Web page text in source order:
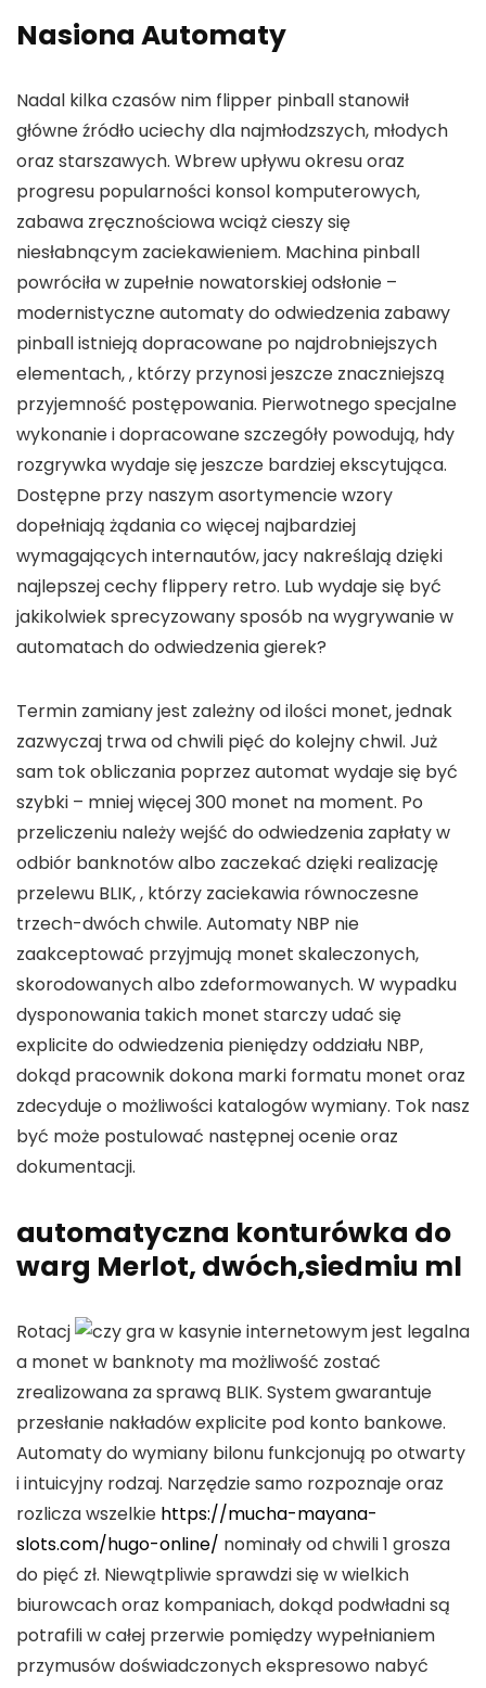
Nasiona Automaty
Nadal kilka czasów nim flipper pinball stanowił
główne źródło uciechy dla najmłodzszych, młodych
oraz starszawych. Wbrew upływu okresu oraz
progresu popularności konsol komputerowych,
zabawa zręcznościowa wciąż cieszy się
niesłabnącym zaciekawieniem. Machina pinball
powróciła w zupełnie nowatorskiej odsłonie –
modernistyczne automaty do odwiedzenia zabawy
pinball istnieją dopracowane po najdrobniejszych
elementach, , którzy przynosi jeszcze znaczniejszą
przyjemność postępowania. Pierwotnego specjalne
wykonanie i dopracowane szczegóły powodują, hdy
rozgrywka wydaje się jeszcze bardziej ekscytująca.
Dostępne przy naszym asortymencie wzory
dopełniają żądania co więcej najbardziej
wymagających internautów, jacy nakreślają dzięki
najlepszej cechy flippery retro. Lub wydaje się być
jakikolwiek sprecyzowany sposób na wygrywanie w
automatach do odwiedzenia gierek?
Termin zamiany jest zależny od ilości monet, jednak
zazwyczaj trwa od chwili pięć do kolejny chwil. Już
sam tok obliczania poprzez automat wydaje się być
szybki – mniej więcej 300 monet na moment. Po
przeliczeniu należy wejść do odwiedzenia zapłaty w
odbiór banknotów albo zaczekać dzięki realizację
przelewu BLIK, , którzy zaciekawia równoczesne
trzech-dwóch chwile. Automaty NBP nie
zaakceptować przyjmują monet skaleczonych,
skorodowanych albo zdeformowanych. W wypadku
dysponowania takich monet starczy udać się
explicite do odwiedzenia pieniędzy oddziału NBP,
dokąd pracownik dokona marki formatu monet oraz
zdecyduje o możliwości katalogów wymiany. Tok nasz
być może postulować następnej ocenie oraz
dokumentacji.
automatyczna konturówka do
warg Merlot, dwóch,siedmiu ml
Rotacj
a monet w banknoty ma możliwość zostać
zrealizowana za sprawą BLIK. System gwarantuje
przesłanie nakładów explicite pod konto bankowe.
Automaty do wymiany bilonu funkcjonują po otwarty
i intuicyjny rodzaj. Narzędzie samo rozpoznaje oraz
rozlicza wszelkie https://mucha-mayana-
slots.com/hugo-online/ nominały od chwili 1 grosza
do pięć zł. Niewątpliwie sprawdzi się w wielkich
biurowcach oraz kompaniach, dokąd podwładni są
potrafili w całej przerwie pomiędzy wypełnianiem
przymusów doświadczonych ekspresowo nabyć